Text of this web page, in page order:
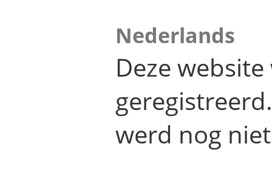
Nederlands
Deze
werd nog